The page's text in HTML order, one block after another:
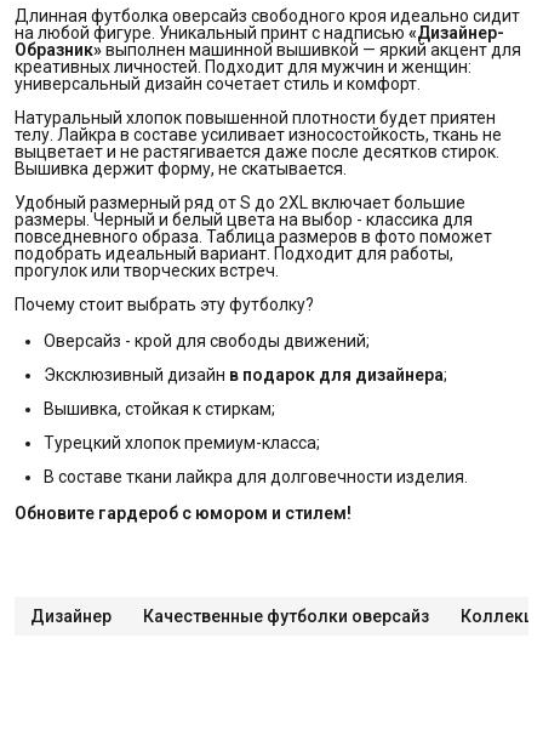
Длинная футболка оверсайз свободного кроя идеально сидит
на любой фигуре. Уникальный принт с надписью «Дизайнер-
Образник»выполнен машинной вышивкой — яркий акцент для
креативных личностей. Подходит для мужчин и женщин:
универсальный дизайн сочетает стиль и комфорт.
Натуральный хлопок повышенной плотности будет приятен
телу. Лайкра в составе усиливает износостойкость, ткань не
выцветает и не растягивается даже после десятков стирок.
Вышивка держит форму, не скатывается.
Удобный размерный ряд от S до 2XL включает большие
размеры. Черный и белый цвета на выбор - классика для
повседневного образа. Таблица размеров в фото поможет
подобрать идеальный вариант. Подходит для работы,
прогулок или творческих встреч.
Почему стоит выбрать эту футболку?
Оверсайз - крой для свободы движений;
Эксклюзивный дизайн в подарок для дизайнера;
Вышивка, стойкая к стиркам;
Турецкий хлопок премиум-класса;
В составе ткани лайкра для долговечности изделия.
Обновите гардероб с юмором и стилем!
Дизайнер Качественные футболки оверсайз